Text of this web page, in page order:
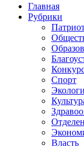
Промотать
содержимому
Главная
Рубрики
Спорт
Власть